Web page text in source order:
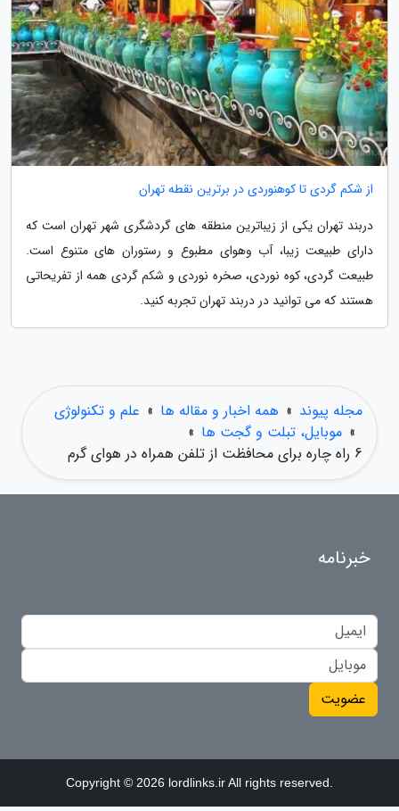
از شکم گردی تا کوهنوردی در برترین نقطه تهران
دربند تهران یکی از زیباترین منطقه های گردشگری شهر تهران است که
دارای طبیعت زیبا، آب وهوای مطبوع و رستوران های متنوع است.
طبیعت گردی، کوه نوردی، صخره نوردی و شکم گردی همه از تفریحاتی
هستند که می توانید در دربند تهران تجربه کنید.
مجله پیوند » همه اخبار و مقاله ها » علم و تکنولوژی
» موبایل، تبلت و گجت ها »
6 راه چاره برای محافظت از تلفن همراه در هوای گرم
خبرنامه
عضویت
Copyright © 2026 lordlinks.ir All rights reserved.